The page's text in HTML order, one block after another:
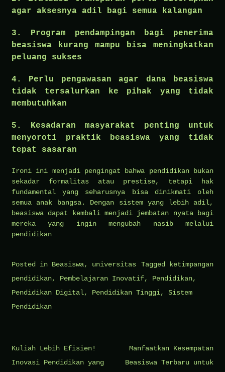
agar aksesnya adil bagi semua kalangan
3. Program pendampingan bagi penerima
beasiswa kurang mampu bisa meningkatkan
peluang sukses
4. Perlu pengawasan agar dana beasiswa
tidak tersalurkan ke pihak yang tidak
membutuhkan
5. Kesadaran masyarakat penting untuk
menyoroti praktik beasiswa yang tidak
tepat sasaran
Ironi ini menjadi pengingat bahwa pendidikan bukan
sekadar formalitas atau prestise, tetapi hak
fundamental yang seharusnya bisa dinikmati oleh
semua anak bangsa. Dengan sistem yang lebih adil,
beasiswa dapat kembali menjadi jembatan nyata bagi
mereka yang ingin mengubah nasib melalui
pendidikan
Posted in Beasiswa, universitas Tagged ketimpangan
pendidikan, Pembelajaran Inovatif, Pendidikan,
Pendidikan Digital, Pendidikan Tinggi, Sistem
Pendidikan
Post
navigation
Kuliah Lebih Efisien!
Inovasi Pendidikan yang
Manfaatkan Kesempatan
Beasiswa Terbaru untuk